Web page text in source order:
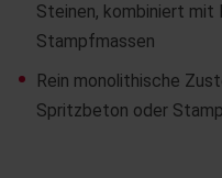
Steinen, kombiniert
Stampfmassen
Rein monolithische
Spritzbeton oder